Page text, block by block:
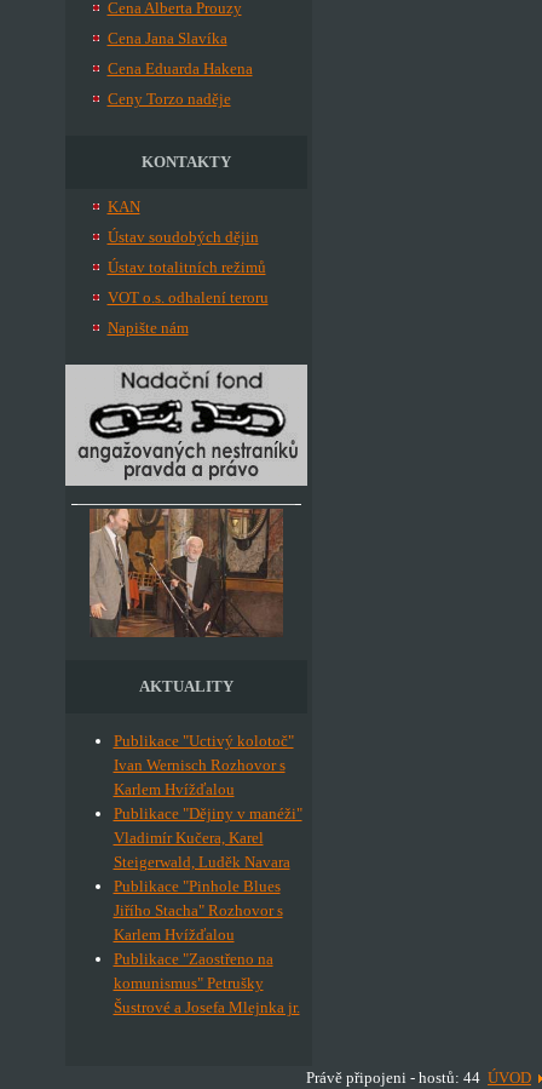
Cena Alberta Prouzy
Cena Jana Slavíka
Cena Eduarda Hakena
Ceny Torzo naděje
KONTAKTY
KAN
Ústav soudobých dějin
Ústav totalitních režimů
VOT o.s. odhalení teroru
Napište nám
AKTUALITY
Publikace "Uctivý kolotoč"
Ivan Wernisch Rozhovor s
Karlem Hvížďalou
Publikace "Dějiny v manéži"
Vladimír Kučera, Karel
Steigerwald, Luděk Navara
Publikace "Pinhole Blues
Jiřího Stacha" Rozhovor s
Karlem Hvížďalou
Publikace "Zaostřeno na
komunismus" Petrušky
Šustrové a Josefa Mlejnka jr.
Právě připojeni - hostů: 44 ÚVOD